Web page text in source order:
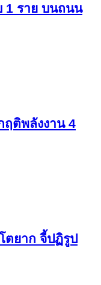
1 ราย บนถนน
ฤติพลังงาน 4
ตยาก จี้ปฏิรูป